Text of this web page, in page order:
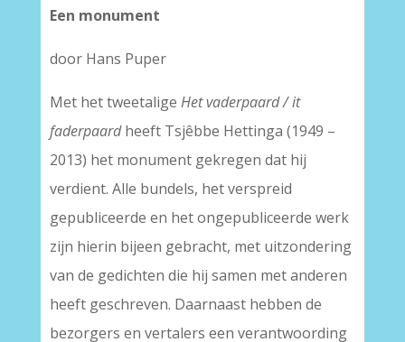
Een monument
door Hans Puper
Met het tweetalige Het vaderpaard / it
faderpaardheeft Tsjêbbe Hettinga (1949 –
2013) het monument gekregen dat hij
verdient. Alle bundels, het verspreid
gepubliceerde en het ongepubliceerde werk
zijn hierin bijeen gebracht, met uitzondering
van de gedichten die hij samen met anderen
heeft geschreven. Daarnaast hebben de
bezorgers en vertalers een verantwoording